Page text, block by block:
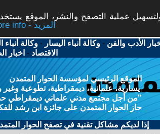
عملية التصفح والنشر، الموقع
More info - المزيد
الأدب والفن -وكالة أنباء اليسار -وكالة أنباء
الاقتصاد - اخبار
الموقع الرئيسي لمؤسسة الحوار المتمدن
يسارية، علمانية، ديمقراطية، تطوعية وغير
"من أجل مجتمع مدني علماني ديمقراطي
حاز الحوار المتمدن على جائزة ابن رشد
إذا لديكم مشاكل تقنية في تصفح الحوار